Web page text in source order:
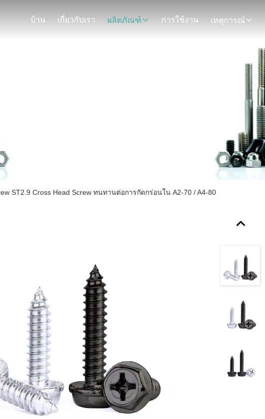
บ้าน เกี่ยวกับเรา ผลิตภัณฑ์ การใช้งาน เหตุการณ์
ST2.9 Cross Head Screw ทนทานต่อการกัดกร่อนใน A2-70 / A4-80